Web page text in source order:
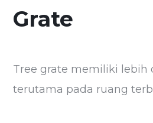
Grate
Tree grate memiliki lebih
terutama pada ruang